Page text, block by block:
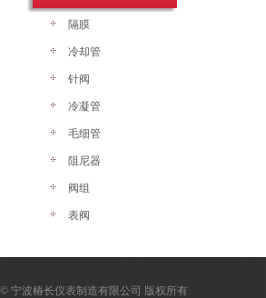
隔膜
冷却管
针阀
冷凝管
毛细管
阻尼器
阀组
表阀
© 宁波椿长仪表制造有限公司 版权所有